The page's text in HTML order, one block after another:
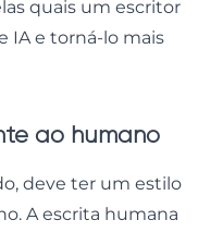
quais um escritor
IA e torná-lo mais
ao humano
deve ter um estilo
A escrita humana